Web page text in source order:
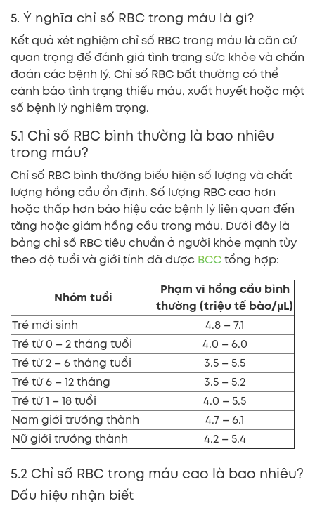
5. Ý nghĩa chỉ số RBC trong máu là gì?
Kết quả xét nghiệm chỉ số RBC trong máu là căn cứ
quan trọng để đánh giá tình trạng sức khỏe và chẩn
đoán các bệnh lý. Chỉ số RBC bất thường có thể
cảnh báo tình trạng thiếu máu, xuất huyết hoặc một
số bệnh lý nghiêm trọng.
5.1 Chỉ số RBC bình thường là bao nhiêu
trong máu?
Chỉ số RBC bình thường biểu hiện số lượng và chất
lượng hồng cầu ổn định. Số lượng RBC cao hơn
hoặc thấp hơn báo hiệu các bệnh lý liên quan đến
tăng hoặc giảm hồng cầu trong máu. Dưới đây là
bảng chỉ số RBC tiêu chuẩn ở người khỏe mạnh tùy
theo độ tuổi và giới tính đã được BCCtổng hợp:
Nhóm tuổi
Phạm vi hồng cầu bình
thường (triệu tế bào/µL)
Trẻ mới sinh
4.8 – 7.1
Trẻ từ 0 – 2 tháng tuổi
4.0 – 6.0
Trẻ từ 2 – 6 tháng tuổi
3.5 – 5.5
Trẻ từ 6 – 12 tháng
3.5 – 5.2
Trẻ từ 1 – 18 tuổi
4.0 – 5.5
Nam giới trưởng thành
4.7 – 6.1
Nữ giới trưởng thành
4.2 – 5.4
5.2 Chỉ số RBC trong máu cao là bao nhiêu?
Dấu hiệu nhận biết